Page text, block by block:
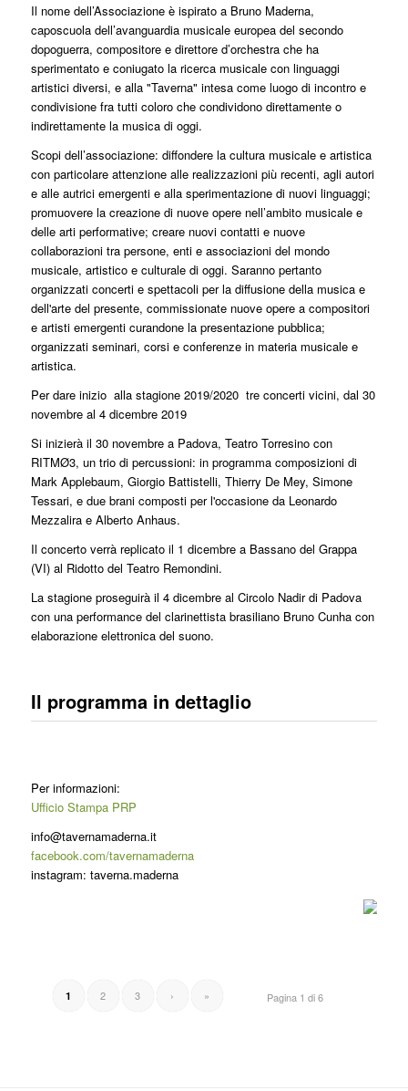
Il nome dell’Associazione è ispirato a Bruno Maderna,
caposcuola dell’avanguardia musicale europea del secondo
dopoguerra, compositore e direttore d’orchestra che ha
sperimentato e coniugato la ricerca musicale con linguaggi
artistici diversi, e alla "Taverna" intesa come luogo di incontro e
condivisione fra tutti coloro che condividono direttamente o
indirettamente la musica di oggi.
Scopi dell’associazione: diffondere la cultura musicale e artistica
con particolare attenzione alle realizzazioni più recenti, agli autori
e alle autrici emergenti e alla sperimentazione di nuovi linguaggi;
promuovere la creazione di nuove opere nell’ambito musicale e
delle arti performative; creare nuovi contatti e nuove
collaborazioni tra persone, enti e associazioni del mondo
musicale, artistico e culturale di oggi. Saranno pertanto
organizzati concerti e spettacoli per la diffusione della musica e
dell'arte del presente, commissionate nuove opere a compositori
e artisti emergenti curandone la presentazione pubblica;
organizzati seminari, corsi e conferenze in materia musicale e
artistica.
Per dare inizio alla stagione 2019/2020 tre concerti vicini, dal 30
novembre al 4 dicembre 2019
Si inizierà il 30 novembre a Padova, Teatro Torresino con
RITMØ3, un trio di percussioni: in programma composizioni di
Mark Applebaum, Giorgio Battistelli, Thierry De Mey, Simone
Tessari, e due brani composti per l'occasione da Leonardo
Mezzalira e Alberto Anhaus.
Il concerto verrà replicato il 1 dicembre a Bassano del Grappa
(VI) al Ridotto del Teatro Remondini.
La stagione proseguirà il 4 dicembre al Circolo Nadir di Padova
con una performance del clarinettista brasiliano Bruno Cunha con
elaborazione elettronica del suono.
Il programma in dettaglio
Per informazioni:
Ufficio Stampa PRP
info@tavernamaderna.it
facebook.com/tavernamaderna
instagram: taverna.maderna
Pagina 1 di 6
1 2 3 › »